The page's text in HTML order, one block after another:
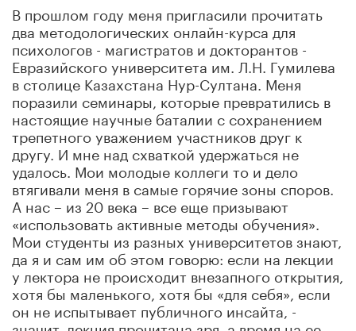
В прошлом году меня пригласили прочитать
два методологических онлайн-курса для
психологов - магистратов и докторантов -
Евразийского университета им. Л.Н. Гумилева
в столице Казахстана Нур-Султана. Меня
поразили семинары, которые превратились в
настоящие научные баталии с сохранением
трепетного уважением участников друг к
другу. И мне над схваткой удержаться не
удалось. Мои молодые коллеги то и дело
втягивали меня в самые горячие зоны споров.
А нас – из 20 века – все еще призывают
«использовать активные методы обучения».
Мои студенты из разных университетов знают,
да я и сам им об этом говорю: если на лекции
у лектора не происходит внезапного открытия,
хотя бы маленького, хотя бы «для себя», если
он не испытывает публичного инсайта, -